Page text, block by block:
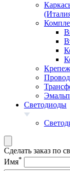
Светодиоды
Сделать заказ по
Имя*